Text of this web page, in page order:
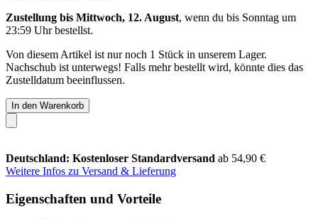
Zustellung bis Mittwoch, 12. August, wenn du bis Sonntag um
23:59 Uhrbestellst.
Von diesem Artikel ist nur noch 1 Stück in unserem Lager.
Nachschub ist unterwegs! Falls mehr bestellt wird, könnte dies das
Zustelldatum beeinflussen.
In den Warenkorb
Deutschland: Kostenloser Standardversand ab 54,90 €
Weitere Infos zu Versand & Lieferung
Eigenschaften und Vorteile